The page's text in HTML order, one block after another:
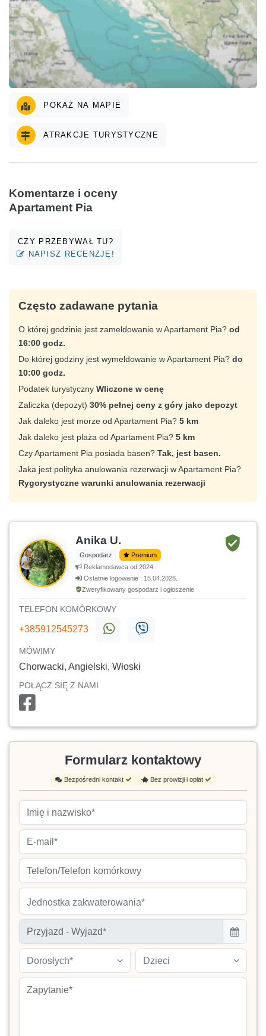
POKAŻ NA MAPIE
ATRAKCJE TURYSTYCZNE
Komentarze i oceny
Apartament Pia
CZY PRZEBYWAŁ TU?
NAPISZ RECENZJĘ!
Często zadawane pytania
O której godzinie jest zameldowanie w Apartament Pia? od
16:00 godz.
Do której godziny jest wymeldowanie w Apartament Pia? do
10:00 godz.
Podatek turystyczny Wliczone w cenę
Zaliczka (depozyt) 30% pełnej ceny z góry jako depozyt
Jak daleko jest morze od Apartament Pia? 5 km
Jak daleko jest plaża od Apartament Pia? 5 km
Czy Apartament Pia posiada basen? Tak, jest basen.
Jaka jest polityka anulowania rezerwacji w Apartament Pia?
Rygorystyczne warunki anulowania rezerwacji
Anika U.
Gospodarz
Premium
Reklamodawca od 2024.
Ostatnie logowanie : 15.04.2026.
Zweryfikowany gospodarz i ogłoszenie
TELEFON KOMÓRKOWY
+385912545273
MÓWIMY
Chorwacki, Angielski, Włoski
POŁĄCZ SIĘ Z NAMI
Formularz kontaktowy
Bezpośredni kontakt Bez prowizji i opłat
Jednostka zakwaterowania*
Dorosłych* Dzieci